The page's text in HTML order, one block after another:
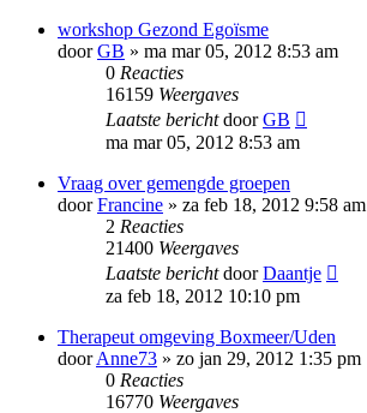
workshop Gezond Egoïsme
doorGB » ma mar 05, 2012 8:53 am
0 Reacties
16159 Weergaves
Laatste berichtdoorGB
ma mar 05, 2012 8:53 am
Vraag over gemengde groepen
doorFrancine » za feb 18, 2012 9:58 am
2 Reacties
21400 Weergaves
Laatste berichtdoorDaantje
za feb 18, 2012 10:10 pm
Therapeut omgeving Boxmeer/Uden
doorAnne73 » zo jan 29, 2012 1:35 pm
0 Reacties
16770 Weergaves